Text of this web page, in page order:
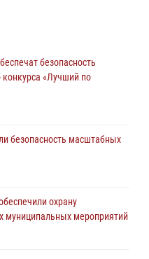
дебошира,
повреждений супруге
безопасность
конкурса «Лучший по
безопасность масштабных
охрану
муниципальных мероприятий